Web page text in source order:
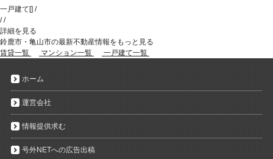
一戸建て[] /
//
詳細を見る
鈴鹿市・亀山市の最新不動産情報をもっと見る
賃貸一覧
マンション一覧 一戸建て一覧
ホーム
運営会社
情報提供求む
号外NETへの広告出稿